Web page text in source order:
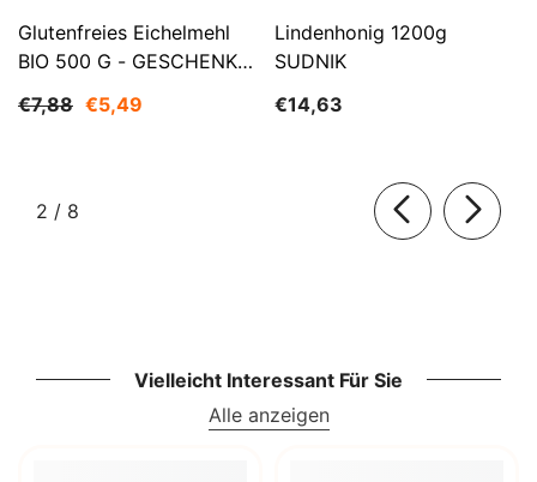
Glutenfreies Eichelmehl
BIO 500 G - GESCHENKE
€7,88 €5,49
Lindenhonig 1200g
SUDNIK
€14,63
2 / von
8
Vielleicht Interessant Für Sie
Alle anzeigen